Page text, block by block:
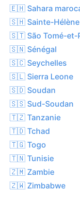
🇪🇭 Sahara
🇸🇭 Sainte-Hélène
🇸🇹 São Tomé-et-
🇸🇳 Sénégal
🇸🇨 Seychelles
🇸🇱 Sierra Leone
🇸🇩 Soudan
🇸🇸 Sud-Soudan
🇹🇿 Tanzanie
🇹🇩 Tchad
🇹🇬 Togo
🇹🇳 Tunisie
🇿🇲 Zambie
🇿🇼 Zimbabwe